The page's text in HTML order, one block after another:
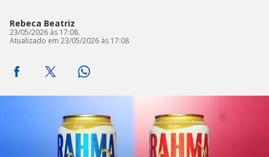
Rebeca Beatriz
23/05/2026 às 17:08.
Atualizado em 23/05/2026 às 17:08